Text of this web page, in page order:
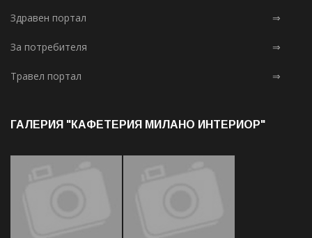
Здравен портал ⇒
За потребителя ⇒
Травел портал ⇒
ГАЛЕРИЯ "КАФЕТЕРИЯ МИЛАНО ИНТЕРИОР"